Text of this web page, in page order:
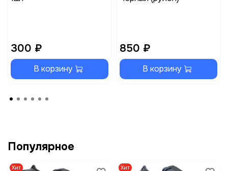
300 ₽
В корзину
850 ₽
В корзину
Популярное
Хит Хит